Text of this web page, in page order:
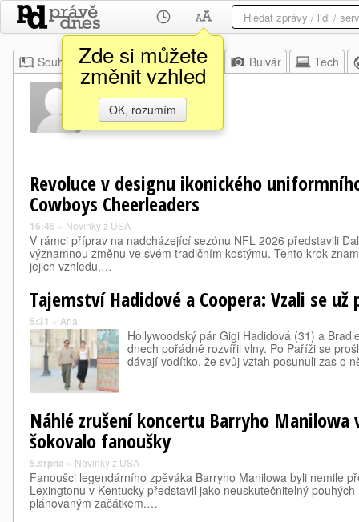
Zde si můžete
změnit vzhled
OK, rozumím
Souhrn Moje Z domova Bulvár Tech
Page Six
Revoluce v designu ikonického
Cowboys Cheerleaders
15:45 » Novinky z USA
V rámci příprav na nadcházející sezónu NFL 2026 představili
významnou změnu ve svém tradičním kostýmu. Tento krok
jejich vzhledu,…
Tajemství Hadidové a Coopera: Vzali se už
5:31 » Aha!
Hollywoodský pár Gigi Hadidová (31) a
dnech pořádně rozvířil vlny. Po Paříži se
dávají vodítko, že svůj vztah posunuli zas o
Náhlé zrušení koncertu Barryho Manilowa
šokovalo fanoušky
5.srpna » Novinky z USA
Fanoušci legendárního zpěváka Barryho Manilowa byli nemile
Lexingtonu v Kentucky představil jako neuskutečnitelný
plánovaným začátkem.…